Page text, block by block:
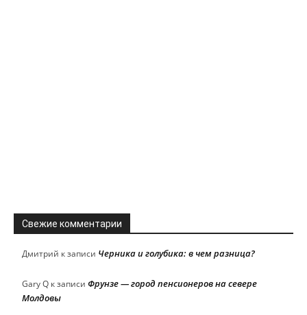
Свежие комментарии
Дмитрий к записи Черника и голубика: в чем разница?
Gary Q к записи Фрунзе — город пенсионеров на севере
Молдовы